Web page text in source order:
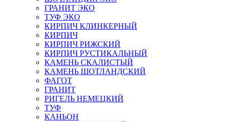
ГРАНИТ ЭКО
ТУФ ЭКО
КИРПИЧ КЛИНКЕРНЫЙ
КИРПИЧ
КИРПИЧ РИЖСКИЙ
КИРПИЧ РУСТИКАЛЬНЫЙ
КАМЕНЬ СКАЛИСТЫЙ
КАМЕНЬ ШОТЛАНДСКИЙ
ФАГОТ
ГРАНИТ
РИГЕЛЬ НЕМЕЦКИЙ
ТУФ
КАНЬОН